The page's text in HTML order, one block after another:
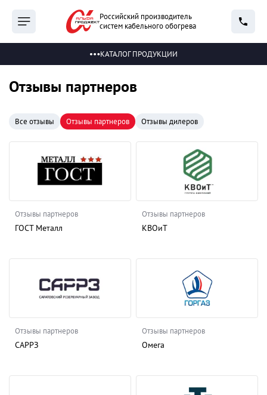
Российский производитель
систем кабельного обогрева
КАТАЛОГ ПРОДУКЦИИ
Отзывы партнеров
Все отзывы Отзывы партнеров Отзывы дилеров
Отзывы партнеров
ГОСТ Металл
Отзывы партнеров
КВОиТ
Отзывы партнеров
САРРЗ
Отзывы партнеров
Омега